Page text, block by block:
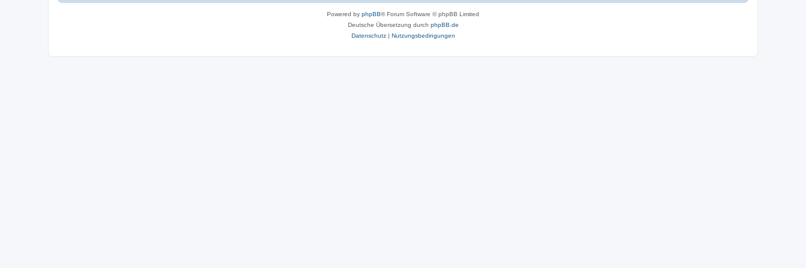
Powered by phpBB® Forum Software © phpBB Limited
Deutsche Übersetzung durch phpBB.de
Datenschutz| Nutzungsbedingungen